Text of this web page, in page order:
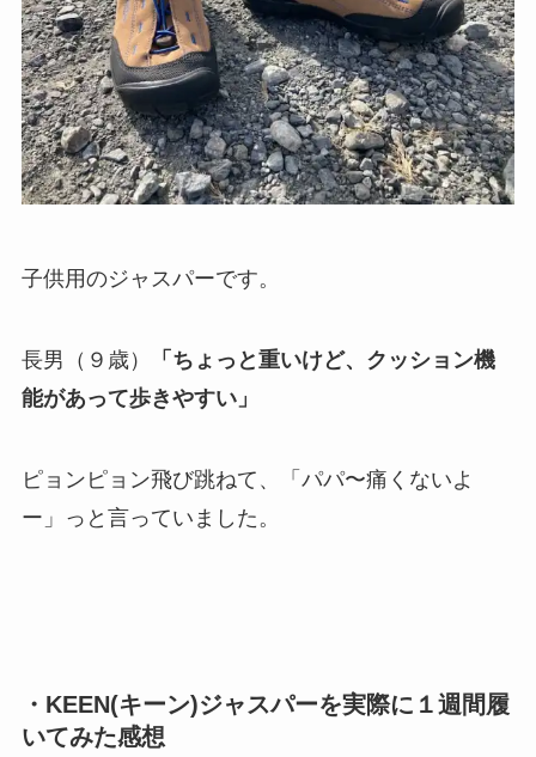
子供用のジャスパーです。
長男（９歳）
「ちょっと重いけど、クッション機
能があって歩きやすい」
ピョンピョン飛び跳ねて、「パパ〜痛くないよ
ー」っと言っていました。
・KEEN(キーン)ジャスパーを実際に１週間履
いてみた感想